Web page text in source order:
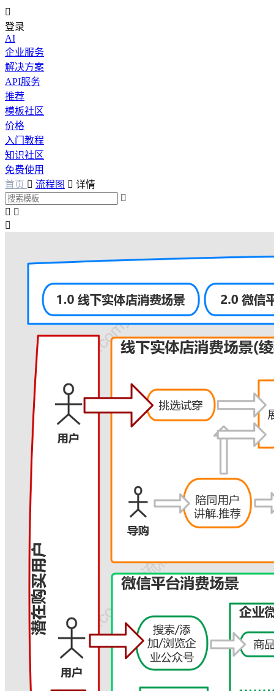

登录
AI
企业服务
解决方案
API服务
推荐
模板社区
价格
入门教程
知识社区
免费使用
首页  流程图  详情

 
